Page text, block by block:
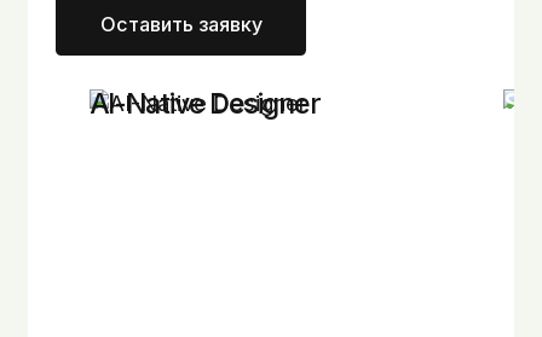
Оставить заявку
AI-Native Designer